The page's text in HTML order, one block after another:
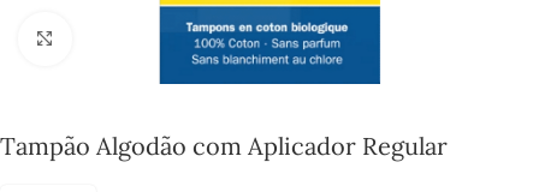
Tampão Algodão com Aplicador Regular